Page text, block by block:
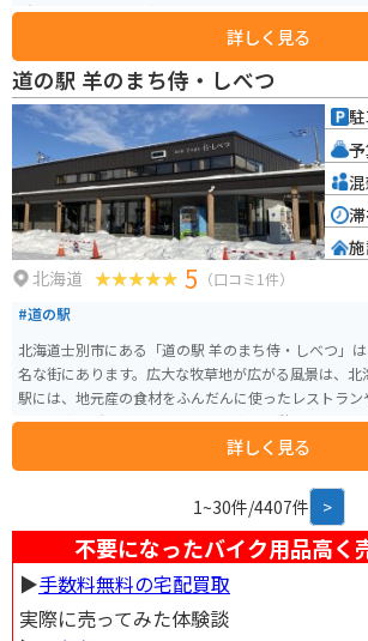
所」では、地元産の新鮮な農産物を購入できます。
くりんこ」は、粘りがあり、冷めても美味しいと評判
です。 また、道の駅には、レストランや軽食コーナーがあり、地元の食材を
使った料理を楽しむことができます。深川産の米粉を
も人気です。バイクで訪れた際には、駐車場も広々と
周辺には、深川市の歴史や文化に触れることができ
す。例えば、「戸外炉峠駐車公園」は、パークゴルフ
ており、自然を楽しむことができます。道の駅 ライ
に、深川市の魅力を満喫してみてください。
詳しく見る
道の駅 羊のまち侍・しべつ
北海道 5 （口コミ1件）
#道の駅
北海道士別市にある「道の駅 羊のまち侍・しべつ」
名な街にあります。広大な牧草地が広がる風景は、北海道
駅には、地元産の食材をふんだんに使ったレストラン
売する直売所があり、ドライブ途中の休憩に最適で
別産の羊肉を使ったジンギスカン。臭みが少なく、柔
わいが楽しめます。また、ソフトクリームやチーズ
バイクで訪れる際は、広々とした駐車場があるので安
は、羊と触れ合える観光牧場や、雄大な自然を満喫で
見どころもたくさんあります。士別市街地にも近く、
実しているので、ツーリングの拠点としてもおすすめ
詳しく見る
駐
予
混
滞
施
1~30件/4407件 >
不要になったバイク用品高く
▶︎手数料無料の宅配買取
実際に売ってみた体験談